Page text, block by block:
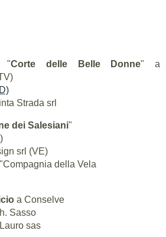
"Corte delle Belle Donne" a
Strada srl
dei Salesiani"
srl (VE)
della Vela
a Conselve
Sasso
sas